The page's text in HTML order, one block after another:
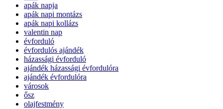
apák napja
apák napi montázs
apák napi kollázs
valentin nap
évforduló
évfordulós ajándék
házassági évforduló
ajándék házassági évfordulóra
ajándék évfordulóra
városok
ősz
olajfestmény